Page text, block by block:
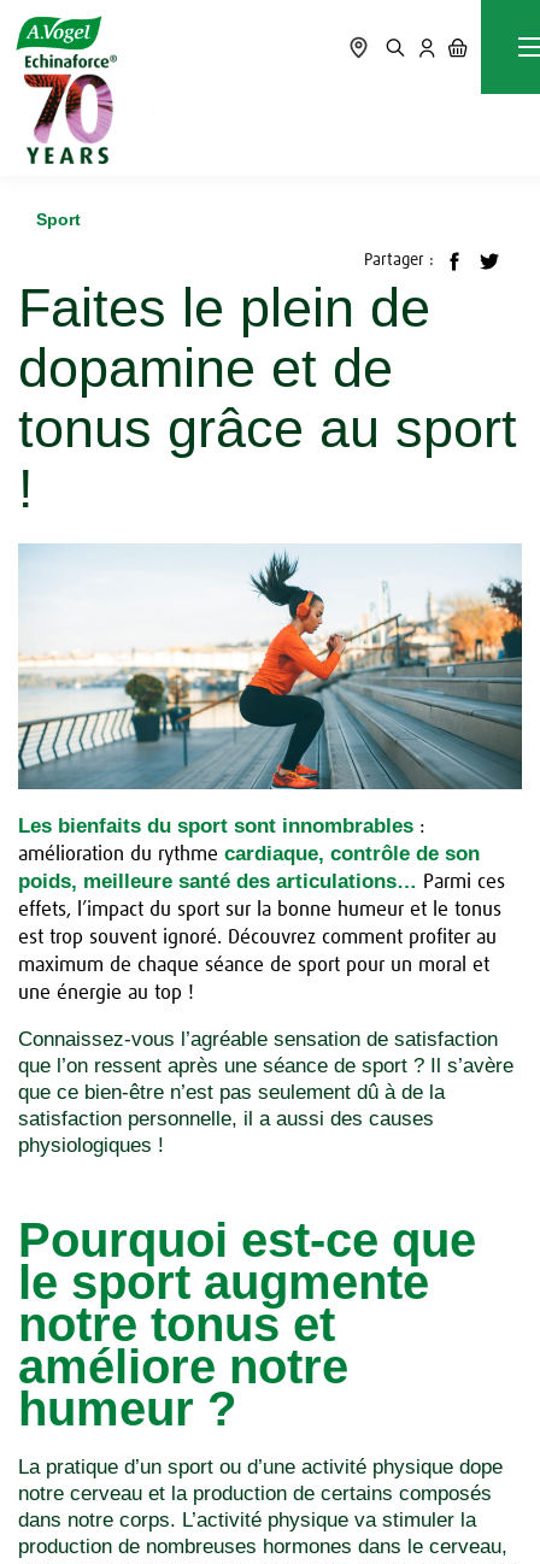
Accueil
Faites le plein de dopamine et de tonus grâce au sport !
Sport
Partager :
Faites le plein de
dopamine et de
tonus grâce au sport
!
Les bienfaits du sport sont innombrables :
amélioration du rythme cardiaque, contrôle de son
poids, meilleure santé des articulations… Parmi ces
effets, l’impact du sport sur la bonne humeur et le tonus
est trop souvent ignoré. Découvrez comment profiter au
maximum de chaque séance de sport pour un moral et
une énergie au top !
Connaissez-vous l’agréable sensation de satisfaction
que l’on ressent après une séance de sport ? Il s’avère
que ce bien-être n’est pas seulement dû à de la
satisfaction personnelle, il a aussi des causes
physiologiques !
Pourquoi est-ce que
le sport augmente
notre tonus et
améliore notre
humeur ?
La pratique d’un sport ou d’une activité physique dope
notre cerveau et la production de certains composés
dans notre corps. L’activité physique va stimuler la
production de nombreuses hormones dans le cerveau,